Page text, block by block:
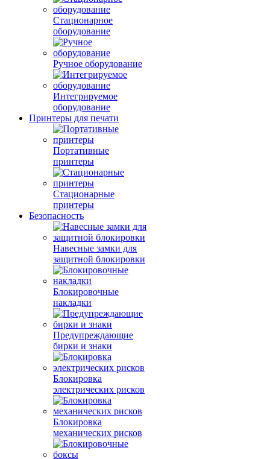
Стационарное
оборудование
Ручное оборудование
Интегрируемое
оборудование
Принтеры для печати
Портативные
принтеры
Стационарные
принтеры
Безопасность
Навесные замки для
защитной блокировки
Блокировочные
накладки
Предупреждающие
бирки и знаки
Блокировка
электрических рисков
Блокировка
механических рисков